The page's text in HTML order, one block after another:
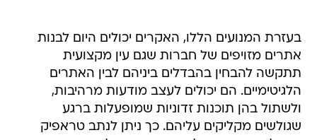
בעזרת המנועים הללו, האקרים יכולים היום לבנות
אתרים מזויפים של חברות שגם עין מקצועית
תתקשה להבחין בהבדלים ביניהם לבין האתרים
הלגיטימיים. הם יכולים לעצב מודעות מרהיבות,
ולשתול בהן תוכנות זדוניות שמופעלות ברגע
שגולשים מקליקים עליהם. כך ניתן לנתב טראפיק